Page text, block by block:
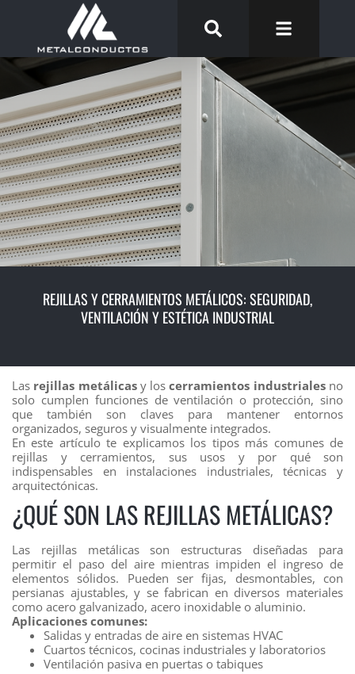
REJILLAS Y CERRAMIENTOS METÁLICOS: SEGURIDAD,
VENTILACIÓN Y ESTÉTICA INDUSTRIAL
Las rejillas metálicasy loscerramientos industrialesno
solo cumplen funciones de ventilación o protección, sino
que también son claves para mantener entornos
organizados, seguros y visualmente integrados.
En este artículo te explicamos los tipos más comunes de
rejillas y cerramientos, sus usos y por qué son
indispensables en instalaciones industriales, técnicas y
arquitectónicas.
¿QUÉ SON LAS REJILLAS METÁLICAS?
Las rejillas metálicas son estructuras diseñadas para
permitir el paso del aire mientras impiden el ingreso de
elementos sólidos. Pueden ser fijas, desmontables, con
persianas ajustables, y se fabrican en diversos materiales
como acero galvanizado, acero inoxidable o aluminio.
Aplicaciones comunes:
Salidas y entradas de aire en sistemas HVAC
Cuartos técnicos, cocinas industriales y laboratorios
Ventilación pasiva en puertas o tabiques